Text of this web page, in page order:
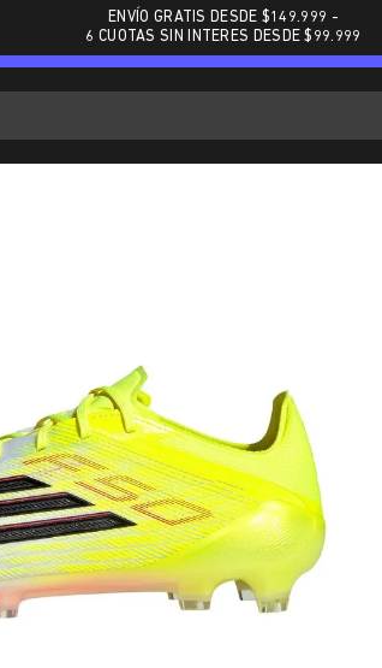
ENVÍO GRATIS DESDE $149.999 -
6 CUOTAS SIN INTERES DESDE $99.999